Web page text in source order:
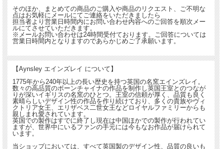
そのほか、まとめての商品のご購入や商品のリクエスト、ご不明な
点はお気軽にメールにてご連絡をいただきましたら
担当者より営業日時間内にお問い合わせ内容へのご回答を順次メー
ルにてさせていただきます。
※メールお問い合わせは24時間受付ております。ご回答については
営業日時間内となりますのであらかじめご了承願います。
【Aynsley エインズレイ について】
1775年から240年以上の長い歴史を持つ英国の名窯エインズレイ。
数々の高品質のボーンチャイナの作品を制作し英国王室とのつなが
りが深いイギリスの名窯のひとつ。王室の信頼が厚く、品質も良く
素晴らしいデザイン性の作品を作り続けており、多くの貴族やヴィ
クトリア女王、エリザベス二世女王などロイヤルファミリーからも
親しまれ愛されています。
英国での製作はすでに終了し現在は中国ほかでの製作が行われてい
ますが、世界中にいるファンの手元には今もなお作品が届けられて
います。
当ショップにおいては、すべて英国製のデザイン性、品質の良いも